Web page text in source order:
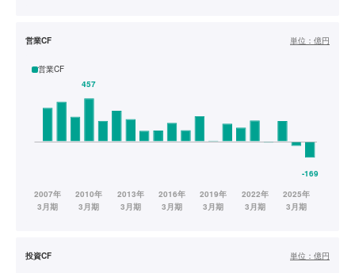
営業CF 単位： 億円
営業CF
投資CF 単位： 億円